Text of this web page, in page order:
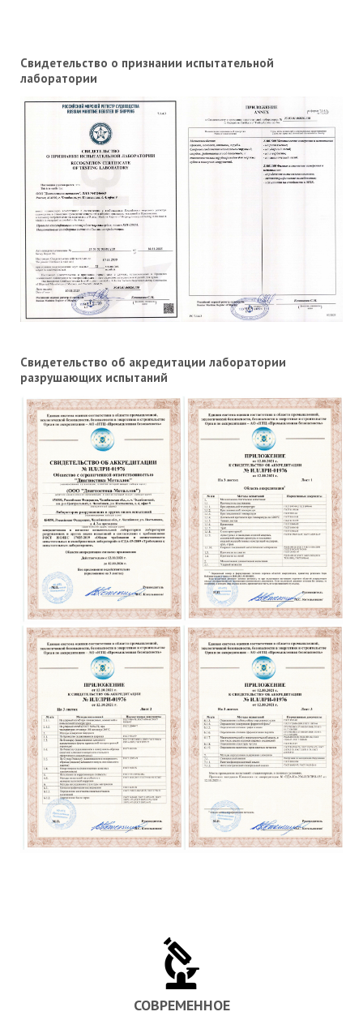
Свидетельство о признании испытательной
лаборатории
Свидетельство об акредитации лаборатории
разрушающих испытаний
СОВРЕМЕННОЕ